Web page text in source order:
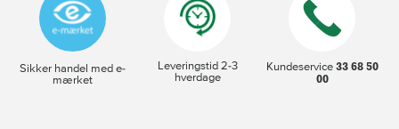
Sikker handel med e-
mærket
Leveringstid 2-3
hverdage
Kundeservice33 68 50
00